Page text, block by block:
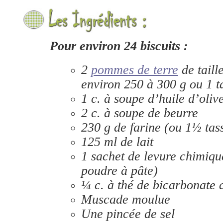
Pour environ 24 biscuits :
2 pommes de terre de
environ 250 à 300 g ou 1
1 c. à soupe d’huile
2 c. à soupe de beurre
230 g de farine (ou 1½
125 ml de lait
1 sachet de levure
poudre à pâte)
¼ c. à thé de bicarbonate
Muscade moulue
Une pincée de sel